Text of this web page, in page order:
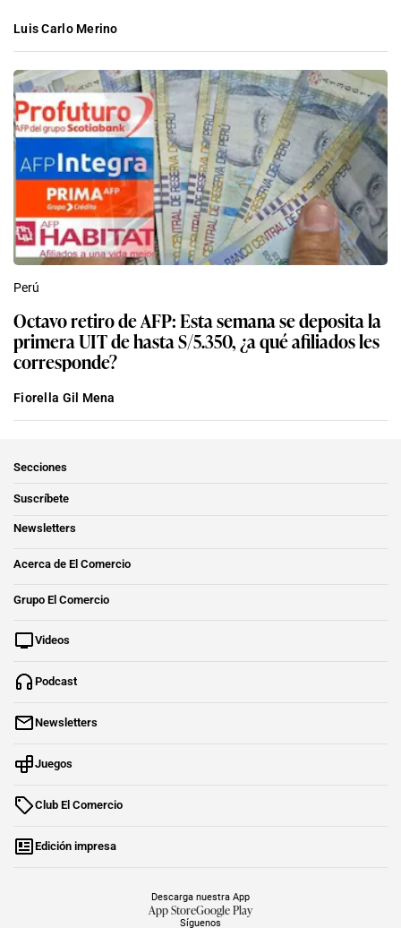
Luis Carlo Merino
Perú
Octavo retiro de AFP: Esta semana se deposita la
primera UIT de hasta S/5.350, ¿a qué afiliados les
corresponde?
Fiorella Gil Mena
Secciones
Suscríbete
Newsletters
Acerca de El Comercio
Grupo El Comercio
Videos
Podcast
Newsletters
Juegos
Club El Comercio
Edición impresa
Síguenos
Descarga nuestra App
App StoreGoogle Play